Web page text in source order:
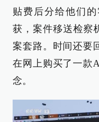
贴费后分给他们
获，案件移送检察
案套路。时间还要
在网上购买了一款
念。